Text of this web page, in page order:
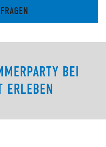
BEI
ERLEBEN